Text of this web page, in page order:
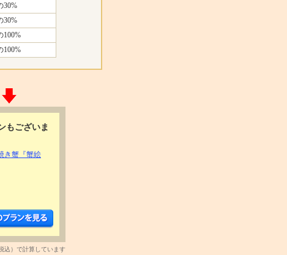
30%
30%
100%
100%
もございま
き蟹『蟹絵
込）で計算しています